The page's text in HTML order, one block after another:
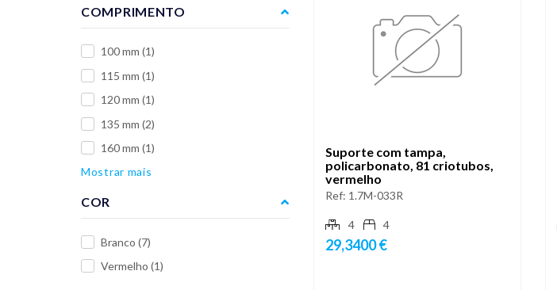
Suporte com tampa,
policarbonato, 81 criotubos,
vermelho
Ref: 1.7M-033R
4 4
29,3400 €
COMPRIMENTO
100 mm (1)
115 mm (1)
120 mm (1)
135 mm (2)
160 mm (1)
Mostrar mais
COR
Branco (7)
Vermelho (1)